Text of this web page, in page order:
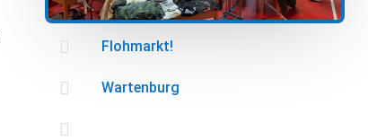
 Flohmarkt!
 Wartenburg
